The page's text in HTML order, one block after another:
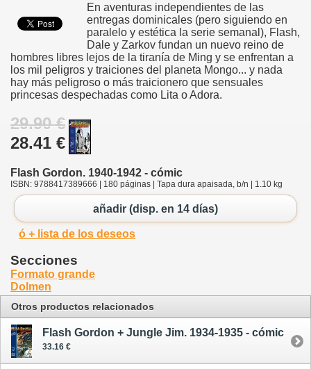
En aventuras independientes de las
entregas dominicales (pero siguiendo en
paralelo y estética la serie semanal), Flash,
Dale y Zarkov fundan un nuevo reino de
hombres libres lejos de la tiranía de Ming y se enfrentan a
los mil peligros y traiciones del planeta Mongo... y nada
hay más peligroso o más traicionero que sensuales
princesas despechadas como Lita o Adora.
29.90 €
28.41 €
Flash Gordon. 1940-1942 - cómic
ISBN: 9788417389666 | 180 páginas | Tapa dura apaisada, b/n | 1.10 kg
añadir (disp. en 14 días)
ó + lista de los deseos
Secciones
Formato grande
Dolmen
Otros productos relacionados
Flash Gordon + Jungle Jim. 1934-1935 - cómic
33.16 €